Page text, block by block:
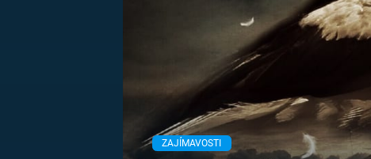
MARIE TEREZIE
NAPOLEON
BONAPARTE
BRITSKÁ
KRÁLOVSKÁ
RODINA
ZAJÍMAVOSTI